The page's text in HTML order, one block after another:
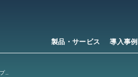
製品・サービス 導入事例
取締役に対する株式報酬型ストックオプション制度の導入に関するお知らせ